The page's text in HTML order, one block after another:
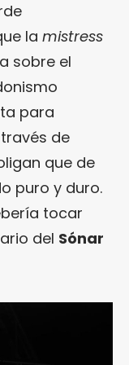
la mistress
sobre el
para
de
que de
puro y duro.
tocar
del Sónar